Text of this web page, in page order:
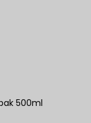
500ml